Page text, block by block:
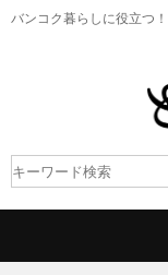
バンコク暮らしに役立つ！